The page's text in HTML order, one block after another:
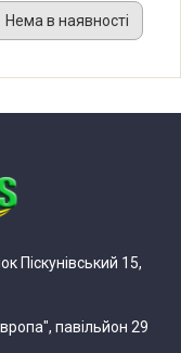
Нема в наявності
Піскунівський 15,
павільйон 29